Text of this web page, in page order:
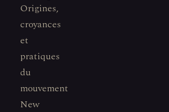
Origines,
croyances
et
pratiques
du
mouvement
New